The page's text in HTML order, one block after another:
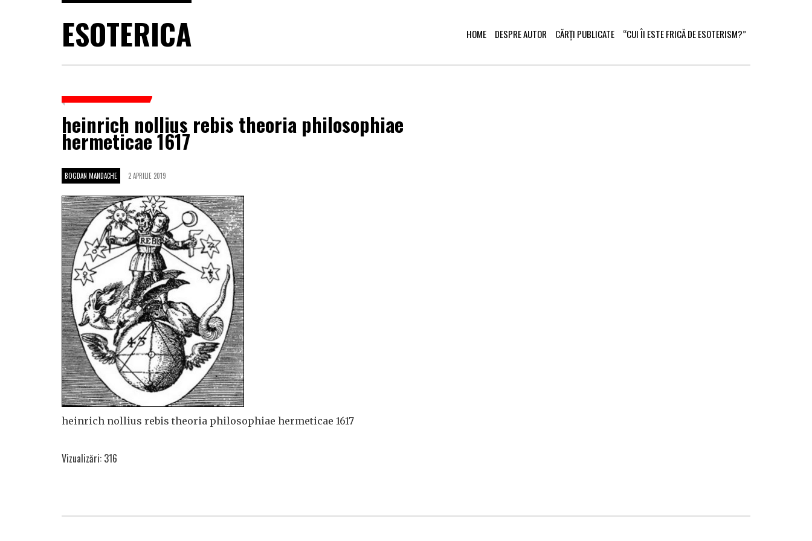
ESOTERICA HOME DESPRE AUTOR CĂRȚI PUBLICATE “CUI ÎI ESTE FRICĂ DE ESOTERISM?”
heinrich nollius rebis theoria philosophiae
hermeticae 1617
BOGDAN MANDACHE 2 APRILIE 2019
heinrich nollius rebis theoria philosophiae hermeticae 1617
Vizualizări: 316